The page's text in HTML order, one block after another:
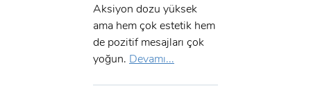
Aksiyon dozu yüksek
ama hem çok estetik hem
de pozitif mesajları çok
yoğun. Devamı...